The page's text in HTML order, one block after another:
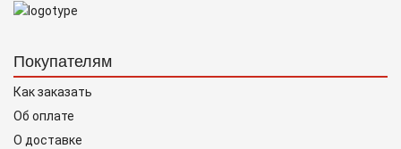
Покупателям
Как заказать
Об оплате
О доставке